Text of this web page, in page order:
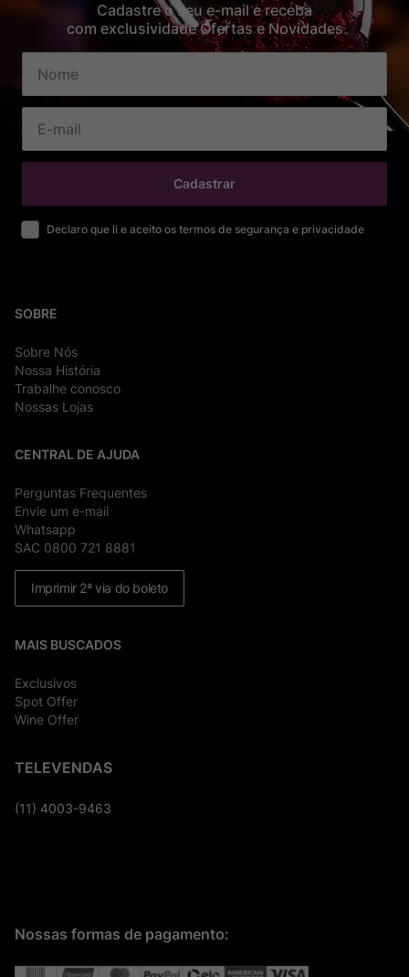
Cadastre o seu e-mail e receba
com exclusividade Ofertas e Novidades
Cadastrar
Declaro que li e aceito os termos de segurança e privacidade
SOBRE
Sobre Nós
Nossa História
Trabalhe conosco
Nossas Lojas
CENTRAL DE AJUDA
Perguntas Frequentes
Envie um e-mail
Whatsapp
SAC 0800 721 8881
Imprimir 2ª via do boleto
MAIS BUSCADOS
Exclusivos
Spot Offer
Wine Offer
TELEVENDAS
(11) 4003-9463
Nossas formas de pagamento: